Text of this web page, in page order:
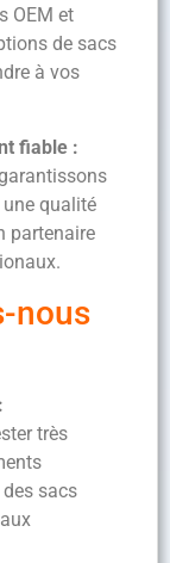
OEM et
de sacs
à vos
fiable :
qualité
partenaire
nous
très
sacs